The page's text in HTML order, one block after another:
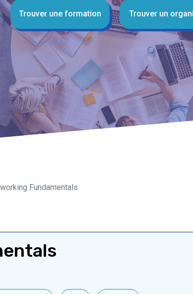
Trouver une formation Trouver un
Fundamentals